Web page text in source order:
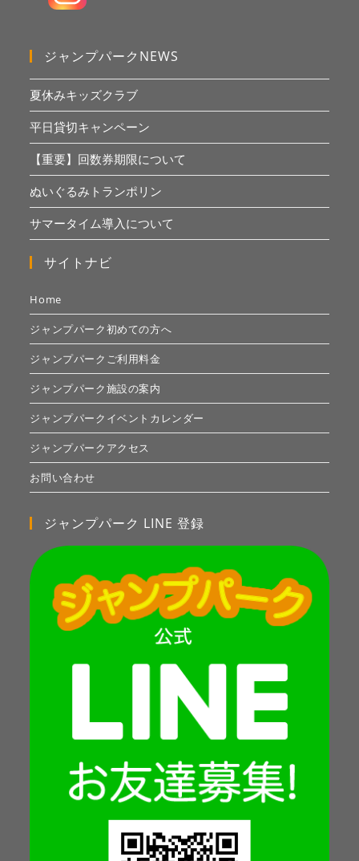
ジャンプパークNEWS
夏休みキッズクラブ
平日貸切キャンペーン
【重要】回数券期限について
ぬいぐるみトランポリン
サマータイム導入について
サイトナビ
Home
ジャンプパーク初めての方へ
ジャンプパークご利用料金
ジャンプパーク施設の案内
ジャンプパークイベントカレンダー
ジャンプパークアクセス
お問い合わせ
ジャンプパーク LINE 登録